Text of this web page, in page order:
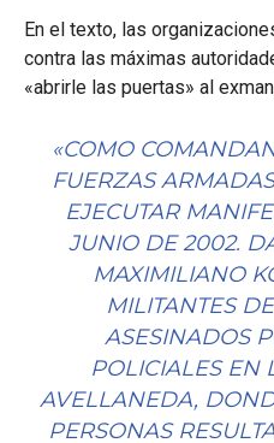
En el texto, las
contra las máximas
«abrirle las puertas» al
«COMO
FUERZAS
EJECUTAR
JUNIO DE 2002.
MAXIMILIANO
MILITANTES
ASESINADOS
POLICIALES EN
AVELLANEDA,
PERSONAS